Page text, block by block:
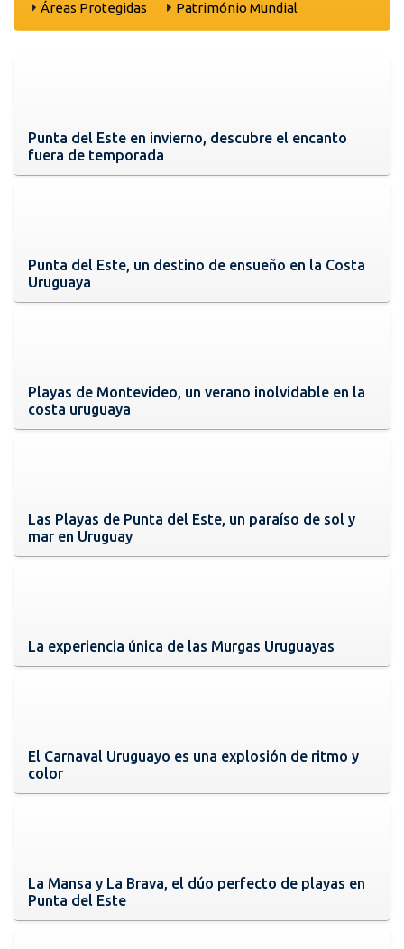
Áreas Protegidas Património Mundial
Punta del Este en invierno, descubre el encanto
fuera de temporada
Punta del Este, un destino de ensueño en la Costa
Uruguaya
Playas de Montevideo, un verano inolvidable en la
costa uruguaya
Las Playas de Punta del Este, un paraíso de sol y
mar en Uruguay
La experiencia única de las Murgas Uruguayas
El Carnaval Uruguayo es una explosión de ritmo y
color
La Mansa y La Brava, el dúo perfecto de playas en
Punta del Este